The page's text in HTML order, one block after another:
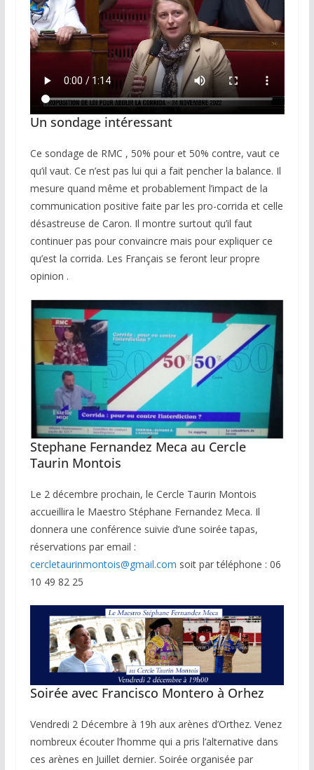
Un sondage intéressant
Ce sondage de RMC , 50% pour et 50% contre, vaut ce
qu’il vaut. Ce n’est pas lui qui a fait pencher la balance. Il
mesure quand même et probablement l’impact de la
communication positive faite par les pro-corrida et celle
désastreuse de Caron. Il montre surtout qu’il faut
continuer pas pour convaincre mais pour expliquer ce
qu’est la corrida. Les Français se feront leur propre
opinion .
Stephane Fernandez Meca au Cercle
Taurin Montois
Le 2 décembre prochain, le Cercle Taurin Montois
accueillira le Maestro Stéphane Fernandez Meca. Il
donnera une conférence suivie d’une soirée tapas,
réservations par email :
cercletaurinmontois@gmail.com soit par téléphone : 06
10 49 82 25
Soirée avec Francisco Montero à Orhez
Vendredi 2 Décembre à 19h aux arènes d’Orthez. Venez
nombreux écouter l’homme qui a pris l’alternative dans
ces arènes en Juillet dernier. Soirée organisée par